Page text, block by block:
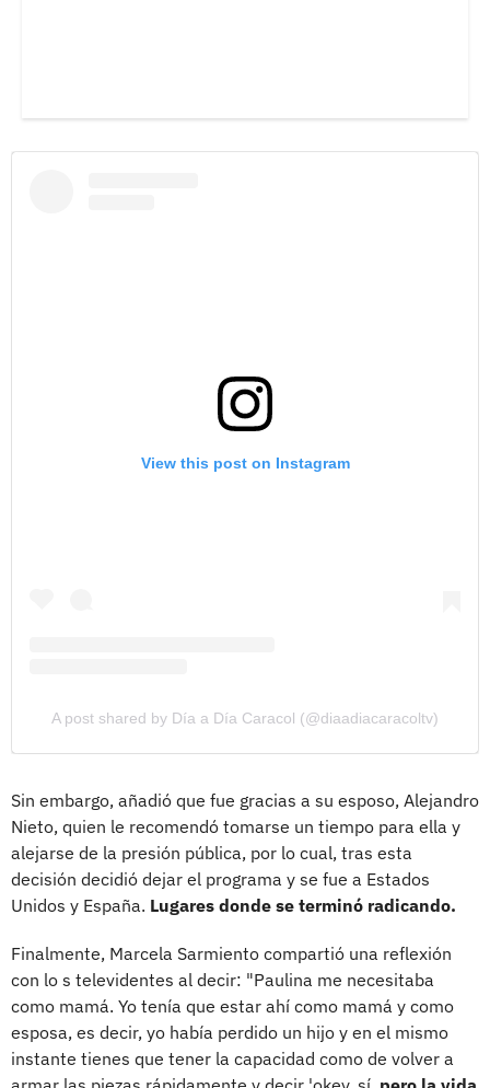
View this post on Instagram
A post shared by Día a Día Caracol (@diaadiacaracoltv)
Sin embargo, añadió que fue gracias a su esposo, Alejandro
Nieto, quien le recomendó tomarse un tiempo para ella y
alejarse de la presión pública, por lo cual, tras esta
decisión decidió dejar el programa y se fue a Estados
Unidos y España. Lugares donde se terminó radicando.
Finalmente, Marcela Sarmiento compartió una reflexión
con lo s televidentes al decir: "Paulina me necesitaba
como mamá. Yo tenía que estar ahí como mamá y como
esposa, es decir, yo había perdido un hijo y en el mismo
instante tienes que tener la capacidad como de volver a